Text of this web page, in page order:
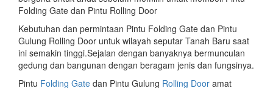
Folding Gate dan Pintu Rolling Door
Kebutuhan dan permintaan Pintu Folding Gate dan Pintu
Gulung Rolling Door untuk wilayah seputar Tanah Baru saat
ini semakin tinggi.Sejalan dengan banyaknya bermunculan
gedung dan bangunan dengan beragam jenis dan fungsinya.
Pintu Folding Gate dan Pintu Gulung Rolling Door amat